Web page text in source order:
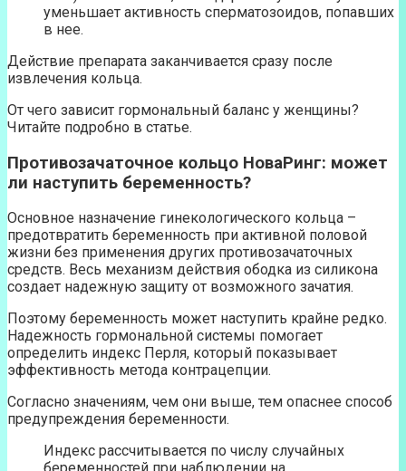
уменьшает активность сперматозоидов, попавших
в нее.
Действие препарата заканчивается сразу после
извлечения кольца.
От чего зависит гормональный баланс у женщины?
Читайте подробно в статье.
Противозачаточное кольцо НоваРинг: может
ли наступить беременность?
Основное назначение гинекологического кольца –
предотвратить беременность при активной половой
жизни без применения других противозачаточных
средств. Весь механизм действия ободка из силикона
создает надежную защиту от возможного зачатия.
Поэтому беременность может наступить крайне редко.
Надежность гормональной системы помогает
определить индекс Перля, который показывает
эффективность метода контрацепции.
Согласно значениям, чем они выше, тем опаснее способ
предупреждения беременности.
Индекс рассчитывается по числу случайных